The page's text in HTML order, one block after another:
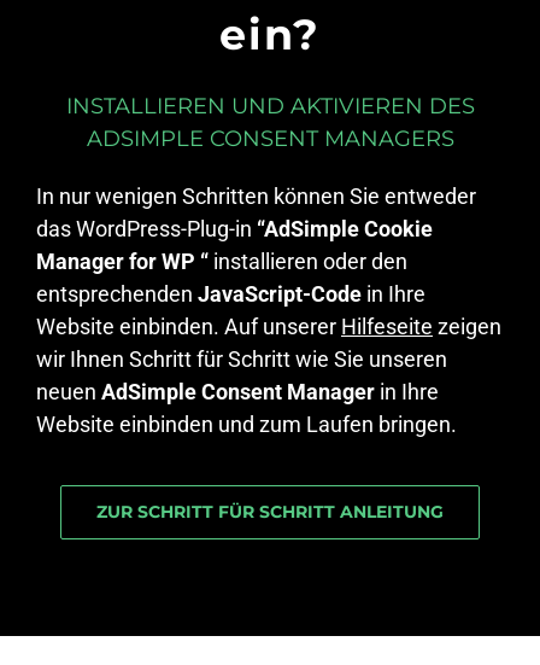
ein?
INSTALLIEREN UND AKTIVIEREN DES
ADSIMPLE CONSENT MANAGERS
In nur wenigen Schritten können Sie entweder
das WordPress-Plug-in “AdSimple Cookie
Manager for WP “ installieren oder den
entsprechenden JavaScript-Code in Ihre
Website einbinden. Auf unserer Hilfeseite zeigen
wir Ihnen Schritt für Schritt wie Sie unseren
neuen AdSimple Consent Manager in Ihre
Website einbinden und zum Laufen bringen.
ZUR SCHRITT FÜR SCHRITT ANLEITUNG